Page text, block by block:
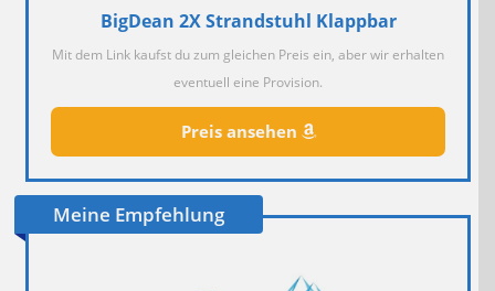
BigDean 2X Strandstuhl Klappbar
Mit dem Link kaufst du zum gleichen Preis ein, aber wir erhalten
eventuell eine Provision.
Preis ansehen
Meine Empfehlung